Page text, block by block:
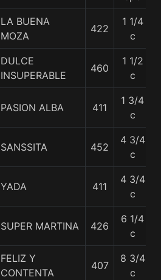
LA BUENA
MOZA
422
1 1/4
c
DULCE
INSUPERABLE
460
1 1/2
c
PASION ALBA 411
1 3/4
c
SANSSITA 452
4 3/4
c
YADA 411
4 3/4
c
SUPER MARTINA 426
6 1/4
c
FELIZ Y
CONTENTA
407
8 3/4
c